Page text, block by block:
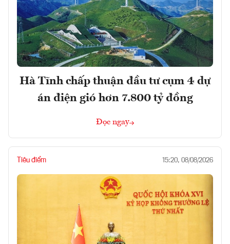
Hà Tĩnh chấp thuận đầu tư cụm 4 dự
án điện gió hơn 7.800 tỷ đồng
Đọc ngay
Tiêu điểm 15:20, 08/08/2026